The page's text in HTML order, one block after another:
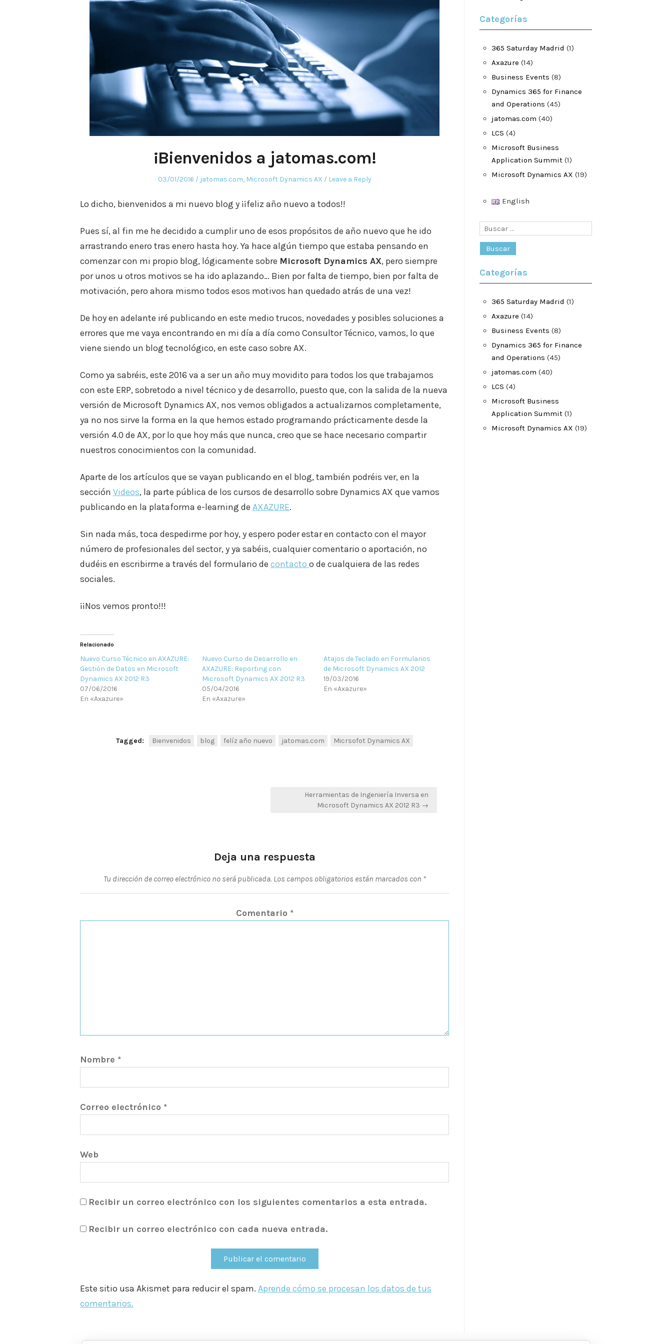
¡Bienvenidos a jatomas.com!
Posted
03/01/2016
Posted
jatomas.com, Microsoft Dynamics AX Leave a Reply
Lo dicho, bienvenidos a mi nuevo blog y ¡¡feliz año nuevo a todos!!
Pues sí, al fin me he decidido a cumplir uno de esos propósitos de año nuevo que he ido
arrastrando enero tras enero hasta hoy. Ya hace algún tiempo que estaba pensando en
comenzar con mi propio blog, lógicamente sobre Microsoft Dynamics AX, pero siempre
por unos u otros motivos se ha ido aplazando… Bien por falta de tiempo, bien por falta de
motivación, pero ahora mismo todos esos motivos han quedado atrás de una vez!
De hoy en adelante iré publicando en este medio trucos, novedades y posibles soluciones a
errores que me vaya encontrando en mi día a día como Consultor Técnico, vamos, lo que
viene siendo un blog tecnológico, en este caso sobre AX.
Como ya sabréis, este 2016 va a ser un año muy movidito para todos los que trabajamos
con este ERP, sobretodo a nivel técnico y de desarrollo, puesto que, con la salida de la nueva
versión de Microsoft Dynamics AX, nos vemos obligados a actualizarnos completamente,
ya no nos sirve la forma en la que hemos estado programando prácticamente desde la
versión 4.0 de AX, por lo que hoy más que nunca, creo que se hace necesario compartir
nuestros conocimientos con la comunidad.
Aparte de los artículos que se vayan publicando en el blog, también podréis ver, en la
sección Videos, la parte pública de los cursos de desarrollo sobre Dynamics AX que vamos
publicando en la plataforma e-learning de AXAZURE.
Sin nada más, toca despedirme por hoy, y espero poder estar en contacto con el mayor
número de profesionales del sector, y ya sabéis, cualquier comentario o aportación, no
dudéis en escribirme a través del formulario de contacto o de cualquiera de las redes
sociales.
¡¡Nos vemos pronto!!!
Relacionado
Nuevo Curso Técnico en AXAZURE:
Gestión de Datos en Microsoft
Dynamics AX 2012 R3
07/06/2016
En «Axazure»
Nuevo Curso de Desarrollo en
AXAZURE: Reporting con
Microsoft Dynamics AX 2012 R3
05/04/2016
En «Axazure»
Atajos de Teclado en Formularios
de Microsoft Dynamics AX 2012
19/03/2016
En «Axazure»
Tagged: Bienvenidos blog felíz año nuevo jatomas.com Micrsofot Dynamics AX
Herramientas de Ingeniería Inversa en
Microsoft Dynamics AX 2012 R3 →
Deja una respuesta
Tu dirección de correo electrónico no será publicada. Los campos obligatorios están marcados con *
Comentario *
Nombre *
Correo electrónico *
Web
Recibir un correo electrónico con los siguientes comentarios a esta entrada.
Recibir un correo electrónico con cada nueva entrada.
Este sitio usa Akismet para reducir el spam. Aprende cómo se procesan los datos de tus
comentarios.
Categorías
365 Saturday Madrid (1)
Axazure (14)
Business Events (8)
Dynamics 365 for Finance
and Operations (45)
jatomas.com (40)
LCS (4)
Microsoft Business
Application Summit (1)
Microsoft Dynamics AX (19)
English
Buscar:
Categorías
365 Saturday Madrid (1)
Axazure (14)
Business Events (8)
Dynamics 365 for Finance
and Operations (45)
jatomas.com (40)
LCS (4)
Microsoft Business
Application Summit (1)
Microsoft Dynamics AX (19)